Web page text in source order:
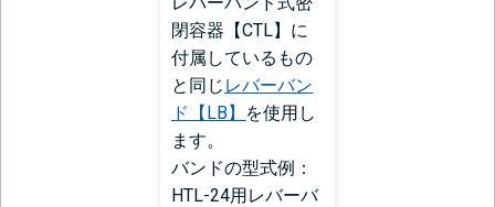
閉容器【CTL】に
付属しているもの
と同じ レバーバン
ド【LB】 を使用し
ます。
バンドの型式例：
HTL-24用レバーバ